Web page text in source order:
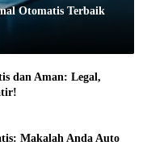
Otomatis Terbaik
dan Aman: Legal,
Makalah Anda Auto